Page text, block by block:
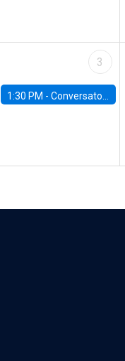
3
1:30 PM - Conversatorio: “Escenario Macro y Presupuesto 2026”